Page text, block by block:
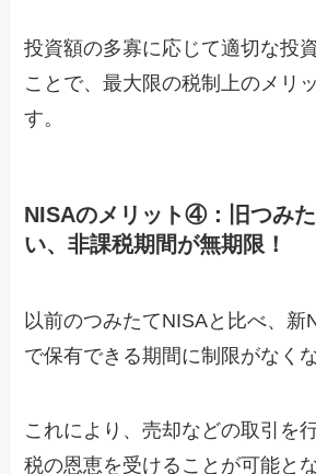
投資額の多寡に応じて適切な投
ことで、最大限の税制上のメリ
す。
NISAのメリット④：旧つみ
い、非課税期間が無期限！
以前のつみたてNISAと比べ、新
で保有できる期間に制限がなく
これにより、売却などの取引を
税の恩恵を受けることが可能と